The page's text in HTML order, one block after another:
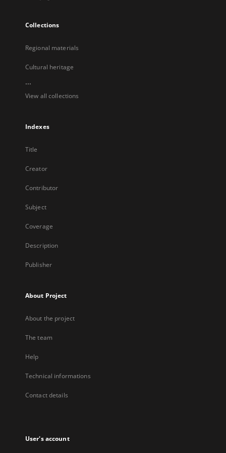
Collections
Regional materials
Cultural heritage
...
View all collections
Indexes
Title
Creator
Contributor
Subject
Coverage
Description
Publisher
About Project
About the project
The team
Help
Technical informations
Contact details
User's account